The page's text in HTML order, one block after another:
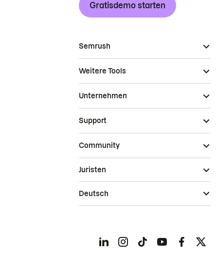
Gratisdemo starten
Semrush
Weitere Tools
Unternehmen
Support
Community
Juristen
Deutsch